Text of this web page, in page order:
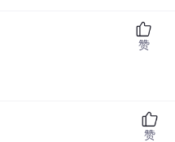
赞
赞